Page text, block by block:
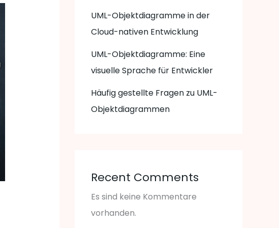
UML-Objektdiagramme in der
Cloud-nativen Entwicklung
UML-Objektdiagramme: Eine
visuelle Sprache für Entwickler
Häufig gestellte Fragen zu UML-
Objektdiagrammen
Recent Comments
Es sind keine Kommentare
vorhanden.